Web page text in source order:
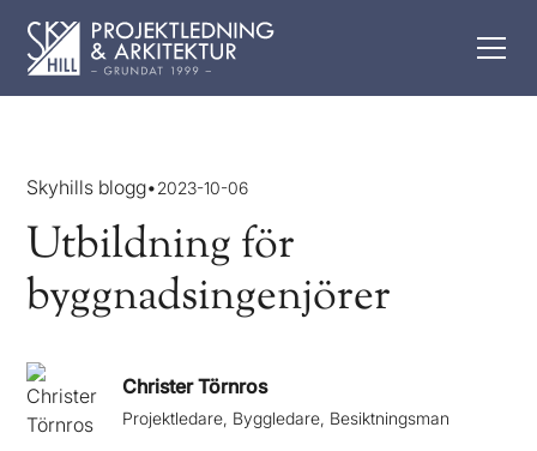
Skyhills blogg•2023-10-06
Utbildning för
byggnadsingenjörer
Christer Törnros
Projektledare, Byggledare, Besiktningsman